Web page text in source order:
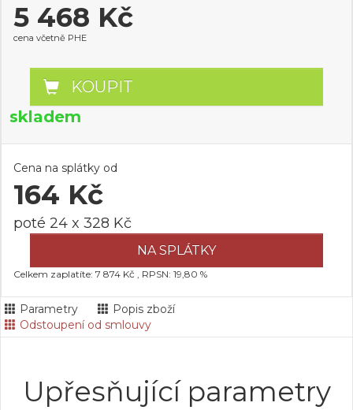
5 468 Kč
cena včetně PHE
KOUPIT
skladem
Cena na splátky od
164 Kč
poté 24 x 328 Kč
NA SPLÁTKY
Celkem zaplatíte: 7 874 Kč , RPSN: 19,80 %
Parametry
Popis zboží
Odstoupení od smlouvy
Upřesňující parametry